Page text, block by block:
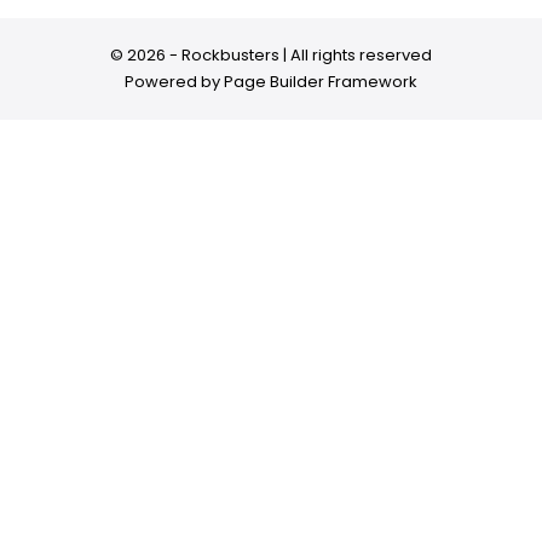
© 2026 - Rockbusters | All rights reserved
Powered byPage Builder Framework